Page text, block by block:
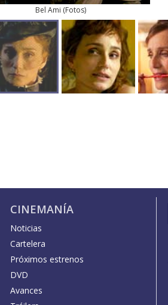
Bel Ami (Fotos)
CINEMANÍA
Noticias
Cartelera
Próximos estrenos
DVD
Avances